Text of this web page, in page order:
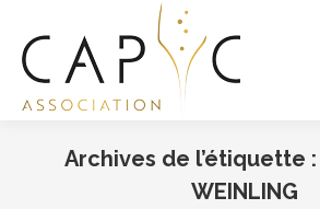
Archives de l’étiquette :
WEINLING